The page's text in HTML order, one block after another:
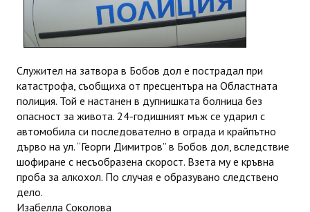
История
Населени места
ЗАБРАВЕНАТА ДУПНИЦА
СВОБОДНИ РАБОТНИ МЕСТА
Служител на затвора в Бобов дол е пострадал при
катастрофа, съобщиха от пресцентъра на Областната
полиция. Той е настанен в дупнишката болница без
опасност за живота. 24-годишният мъж се ударил с
автомобила си последователно в ограда и крайпътно
дърво на ул. “Георги Димитров” в Бобов дол, вследствие
шофиране с несъобразена скорост. Взета му е кръвна
проба за алкохол. По случая е образувано следствено
дело.
Изабелла Соколова